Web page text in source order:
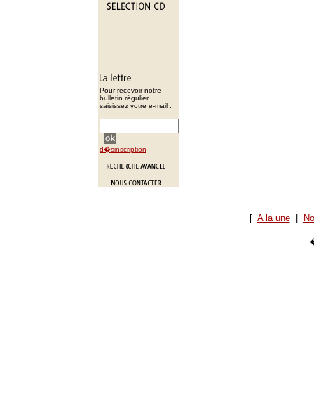
Pour recevoir notre
bulletin régulier,
saisissez votre e-mail :
d�sinscription
[ A la une|